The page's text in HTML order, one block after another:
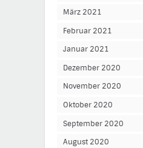
März 2021
Februar 2021
Januar 2021
Dezember 2020
November 2020
Oktober 2020
September 2020
August 2020